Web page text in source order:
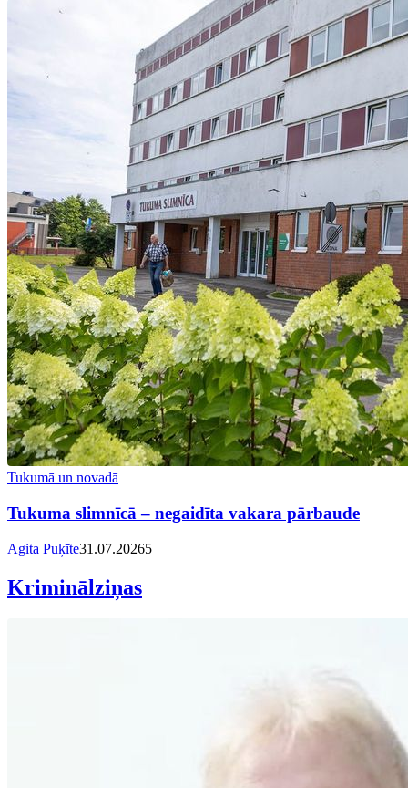
Tukumā un novadā
Tukuma slimnīcā – negaidīta vakara pārbaude
Agita Puķīte31.07.20265
Kriminālziņas